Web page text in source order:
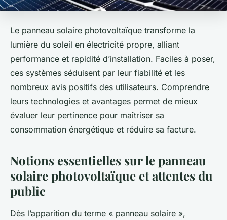
Le panneau solaire photovoltaïque transforme la
lumière du soleil en électricité propre, alliant
performance et rapidité d’installation. Faciles à poser,
ces systèmes séduisent par leur fiabilité et les
nombreux avis positifs des utilisateurs. Comprendre
leurs technologies et avantages permet de mieux
évaluer leur pertinence pour maîtriser sa
consommation énergétique et réduire sa facture.
Notions essentielles sur le panneau
solaire photovoltaïque et attentes du
public
Dès l’apparition du terme « panneau solaire »,